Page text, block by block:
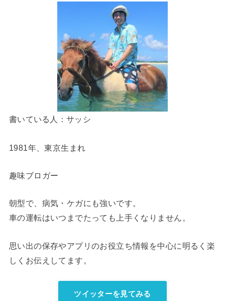
書いている人：サッシ
1981年、東京生まれ
趣味ブロガー
朝型で、病気・ケガにも強いです。
車の運転はいつまでたっても上手くなりません。
思い出の保存やアプリのお役立ち情報を中心に明るく楽
しくお伝えしてます。
ツイッターを見てみる